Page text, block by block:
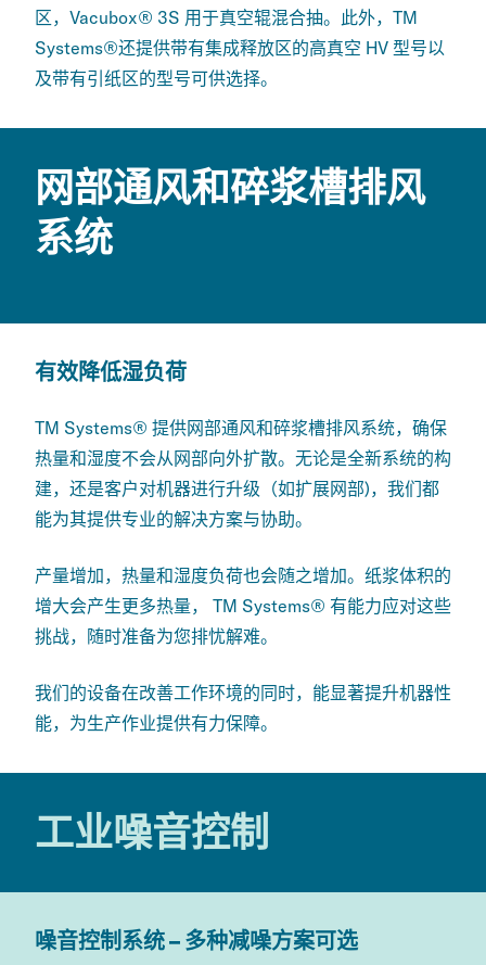
区， Vacubox® 3S 用于真空辊混合抽。此外， TM
Systems®还提供带有集成释放区的高真空 HV 型号以
及带有引纸区的型号可供选择。
网部通风和碎浆槽排风
系统
有效降低湿负荷
TM Systems® 提供网部通风和碎浆槽排风系统，确保
热量和湿度不会从网部向外扩散。 无论是全新系统的构
建，还是客户对机器进行升级（如扩展网部)，我们都
能为其提供专业的解决方案与协助。
产量增加，热量和湿度负荷也会随之增加。纸浆体积的
增大会产生更多热量， TM Systems® 有能力应对这些
挑战，随时准备为您排忧解难。
我们的设备在改善工作环境的同时，能显著提升机器性
能，为生产作业提供有力保障。
工业噪音控制
噪音控制系统 – 多种减噪方案可选